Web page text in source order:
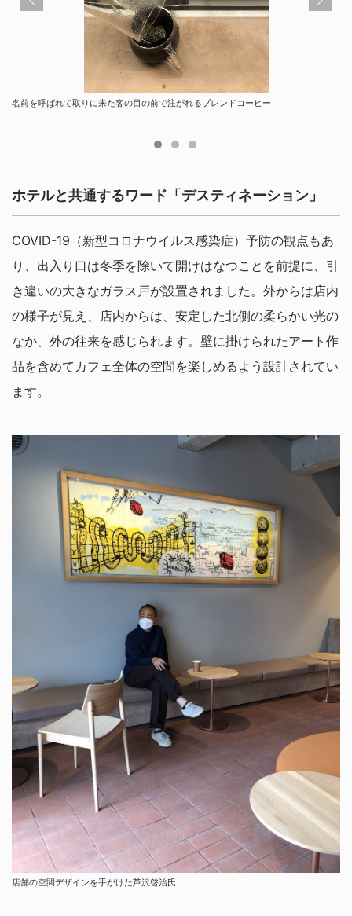
名前を呼ばれて取りに来た客の目の前で注がれるブレンドコーヒー
白井屋カフェオリジナルメニュー「カルダモンスパイスラテ」
白井屋カフェ 限定メニュー ブルーボトルコーヒー×なか又 どらやき「ふわふわ わぬ
ホテルと共通するワード「デスティネーション」
COVID-19（新型コロナウイルス感染症）予防の観点もあ
り、出入り口は冬季を除いて開けはなつことを前提に、引
き違いの大きなガラス戸が設置されました。外からは店内
の様子が見え、店内からは、安定した北側の柔らかい光の
なか、外の往来を感じられます。壁に掛けられたアート作
品を含めてカフェ全体の空間を楽しめるよう設計されてい
ます。
店舗の空間デザインを手がけた芦沢啓治氏